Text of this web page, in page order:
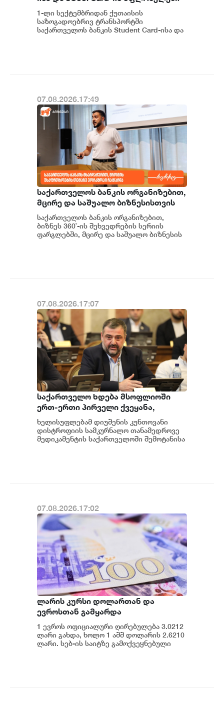
ქუთაისში ტრანსპორტზე
შეღავათიანი ტარიფით
ისარგებლებენ
1-ლი სექტემბრიდან ქუთაისის
საზოგადოებრივ ტრანსპორტში
საქართველოს ბანკის Student Card-ისა და
07.08.2026.17:49
საქართველოს ბანკის ორგანიზებით,
მცირე და საშუალო ბიზნესისთვის
შრომის უსაფრთხოების ვორკშოპი
გაიმართა
საქართველოს ბანკის ორგანიზებით,
ბიზნეს 360˚-ის შეხვედრების სერიის
ფარგლებში, მცირე და საშუალო ბიზნესის
07.08.2026.17:07
საქართველო ხდება მსოფლიოში
ერთ-ერთი პირველი ქვეყანა,
რომელიც მედიკამენტ ჯივინოსტატს
შეიძენს და სახელმწიფო
პროგრამაში დანერგავს - ბექა
ხელისუფლებამ დიუშენის კუნთოვანი
დისტროფიის სამკურნალო თანამედროვე
მედიკამენტის საქართველოში შემოტანისა
07.08.2026.17:02
ლარის კურსი დოლართან და
ევროსთან გამყარდა
1 ევროს ოფიციალური ღირებულება 3.0212
ლარი გახდა, ხოლო 1 აშშ დოლარის 2.6210
ლარი. სებ-ის საიტზე გამოქვეყნებული